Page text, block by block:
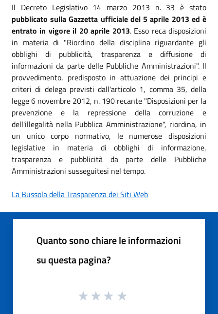
Il Decreto Legislativo 14 marzo 2013 n. 33 è stato
pubblicato sulla Gazzetta ufficiale del 5 aprile 2013 ed è
entrato in vigore il 20 aprile 2013. Esso reca disposizioni
in materia di "Riordino della disciplina riguardante gli
obblighi di pubblicità, trasparenza e diffusione di
informazioni da parte delle Pubbliche Amministrazioni". Il
provvedimento, predisposto in attuazione dei principi e
criteri di delega previsti dall'articolo 1, comma 35, della
legge 6 novembre 2012, n. 190 recante "Disposizioni per la
prevenzione e la repressione della corruzione e
dell'illegalità nella Pubblica Amministrazione", riordina, in
un unico corpo normativo, le numerose disposizioni
legislative in materia di obblighi di informazione,
trasparenza e pubblicità da parte delle Pubbliche
Amministrazioni susseguitesi nel tempo.
La Bussola della Trasparenza dei Siti Web
Quanto sono chiare le informazioni
su questa pagina?